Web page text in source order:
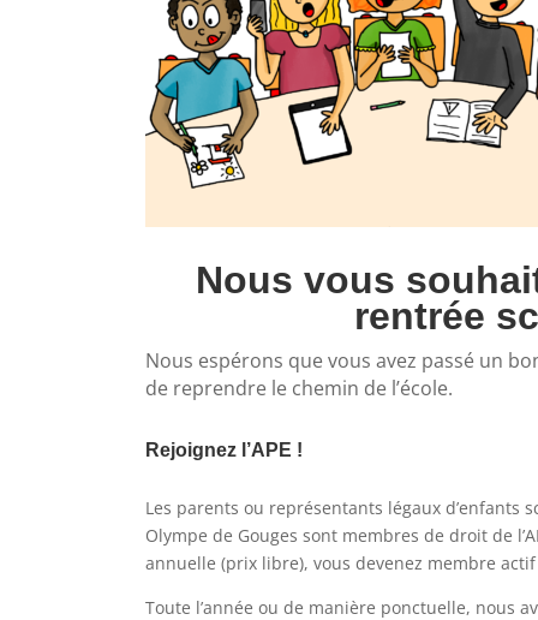
Nous vous
rentrée
Nous espérons que vous avez passé un
de reprendre le chemin de l’école.
Rejoignez l’APE !
Les parents ou représentants légaux d’enfants
Olympe de Gouges sont membres de droit de
annuelle (prix libre), vous devenez membre
Toute l’année ou de manière ponctuelle, nous